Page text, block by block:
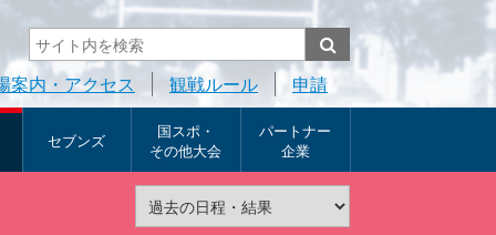
案内・アクセス 観戦ルール 申請
セブンズ
国スポ・
その他大会
パートナー
企業